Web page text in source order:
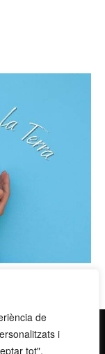
de
i
tot",
|Donar-